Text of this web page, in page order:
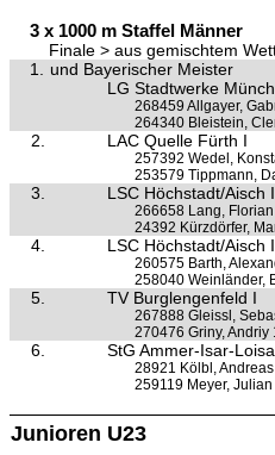
3 x 1000 m Staffel Männer
Finale > aus gemischtem
1.
und Bayerischer Meister
LG Stadtwerke
268459 Allgayer,
264340 Bleistein,
2. LAC Quelle Fürth I
257392 Wedel,
253579 Tippmann,
3. LSC Höchstadt/Aisch I
266658 Lang,
24392 Kürzdörfer,
4. LSC Höchstadt/Aisch
260575 Barth,
258040 Weinländer,
5. TV Burglengenfeld I
267888 Gleissl,
270476 Griny, Andriy
6. StG Ammer-Isar-
28921 Kölbl,
259119 Meyer,
Junioren U23